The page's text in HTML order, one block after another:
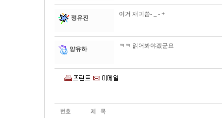
정유진
이거 재미씀- _ - +
양유하 ㅋㅋ 읽어봐야겠군요